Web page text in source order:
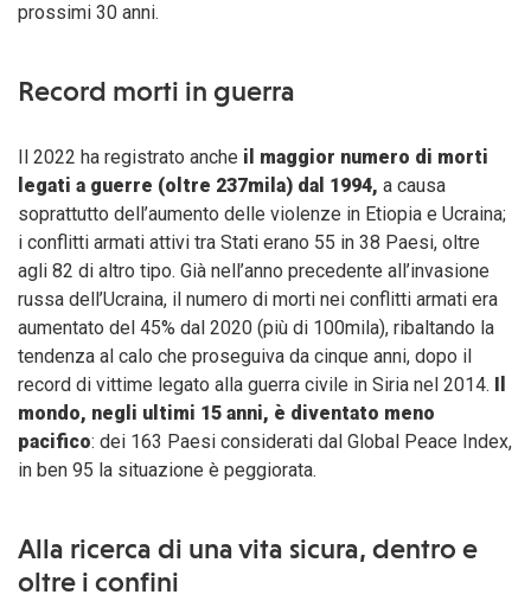
prossimi 30 anni.
Record morti in guerra
Il 2022 ha registrato anche il maggior numero di morti
legati a guerre (oltre 237mila) dal 1994, a causa
soprattutto dell’aumento delle violenze in Etiopia e Ucraina;
i conflitti armati attivi tra Stati erano 55 in 38 Paesi, oltre
agli 82 di altro tipo. Già nell’anno precedente all’invasione
russa dell’Ucraina, il numero di morti nei conflitti armati era
aumentato del 45% dal 2020 (più di 100mila), ribaltando la
tendenza al calo che proseguiva da cinque anni, dopo il
record di vittime legato alla guerra civile in Siria nel 2014.
mondo, negli ultimi 15 anni, è diventato meno
pacifico: dei 163 Paesi considerati dal Global Peace Index,
in ben 95 la situazione è peggiorata.
Alla ricerca di una vita sicura, dentro e
oltre i confini